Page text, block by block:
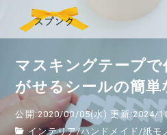
マスキングテープで
がせるシールの簡単
公開:2020/08/05(水) 更新:2024/
インテリア/ハンドメイド /紙モ